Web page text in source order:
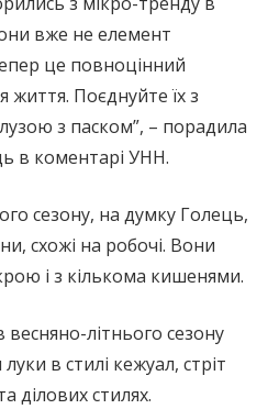
вже не елемент
це повноцінний
життя. Поєднуйте їх з
з паском”, – порадила
в коментарі УНН.
сезону, на думку Голець,
схожі на робочі. Вони
і з кількома кишенями.
літнього сезону
в стилі кежуал, стріт
ділових стилях.